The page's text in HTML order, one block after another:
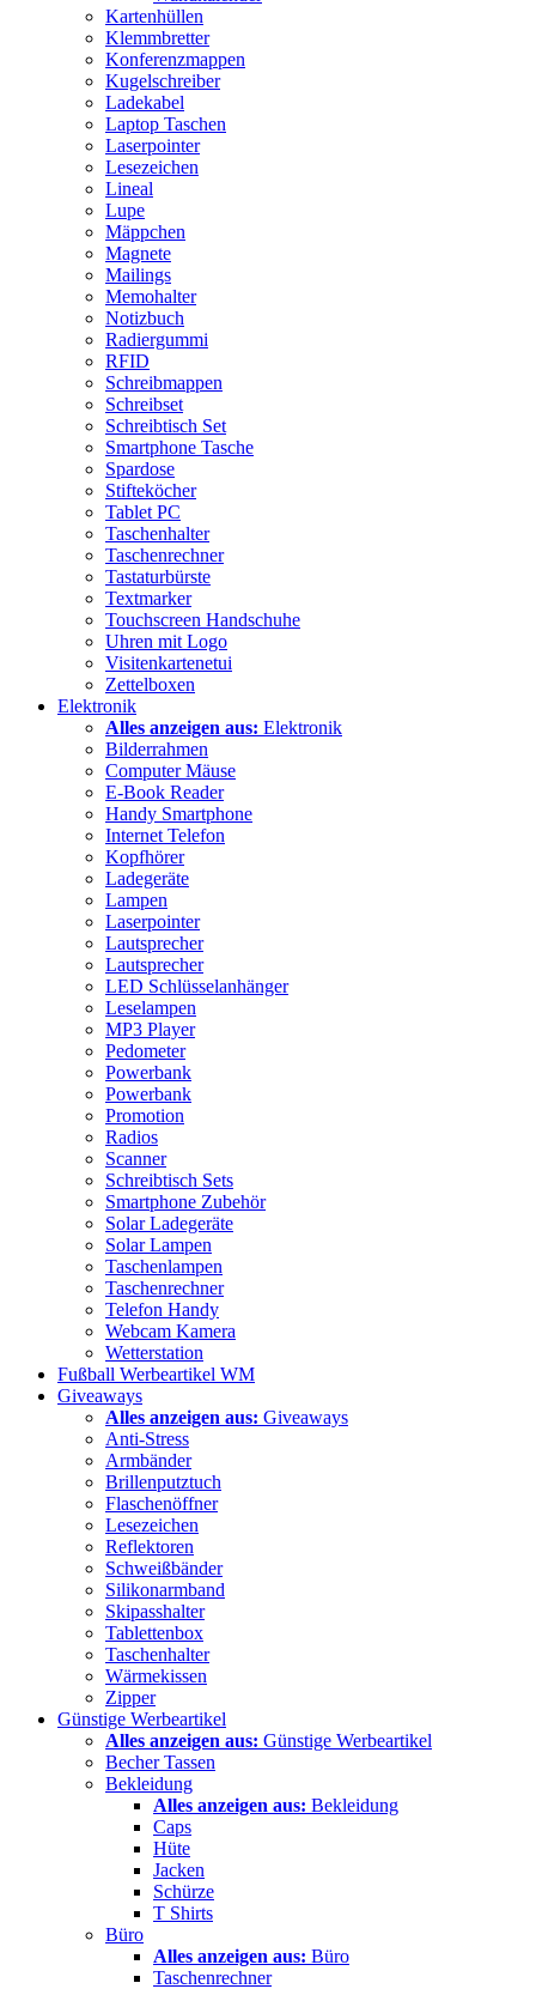
Kartenhüllen
Klemmbretter
Konferenzmappen
Kugelschreiber
Ladekabel
Laptop Taschen
Laserpointer
Lesezeichen
Lineal
Lupe
Mäppchen
Magnete
Mailings
Memohalter
Notizbuch
Radiergummi
RFID
Schreibmappen
Schreibset
Schreibtisch Set
Smartphone Tasche
Spardose
Stifteköcher
Tablet PC
Taschenhalter
Taschenrechner
Tastaturbürste
Textmarker
Touchscreen Handschuhe
Uhren mit Logo
Visitenkartenetui
Zettelboxen
Elektronik
Alles anzeigen aus: Elektronik
Bilderrahmen
Computer Mäuse
E-Book Reader
Handy Smartphone
Internet Telefon
Kopfhörer
Ladegeräte
Lampen
Laserpointer
Lautsprecher
Lautsprecher
LED Schlüsselanhänger
Leselampen
MP3 Player
Pedometer
Powerbank
Powerbank
Promotion
Radios
Scanner
Schreibtisch Sets
Smartphone Zubehör
Solar Ladegeräte
Solar Lampen
Taschenlampen
Taschenrechner
Telefon Handy
Webcam Kamera
Wetterstation
Fußball Werbeartikel WM
Giveaways
Alles anzeigen aus: Giveaways
Anti-Stress
Armbänder
Brillenputztuch
Flaschenöffner
Lesezeichen
Reflektoren
Schweißbänder
Silikonarmband
Skipasshalter
Tablettenbox
Taschenhalter
Wärmekissen
Zipper
Günstige Werbeartikel
Alles anzeigen aus: Günstige Werbeartikel
Becher Tassen
Bekleidung
Alles anzeigen aus: Bekleidung
Caps
Hüte
Jacken
Schürze
T Shirts
Büro
Alles anzeigen aus: Büro
Taschenrechner